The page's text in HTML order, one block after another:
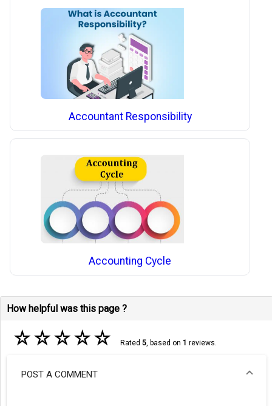
Accountant Responsibility
Accounting Cycle
How helpful was this page ?
☆☆☆☆☆ Rated 5, based on 1 reviews.
POST A COMMENT